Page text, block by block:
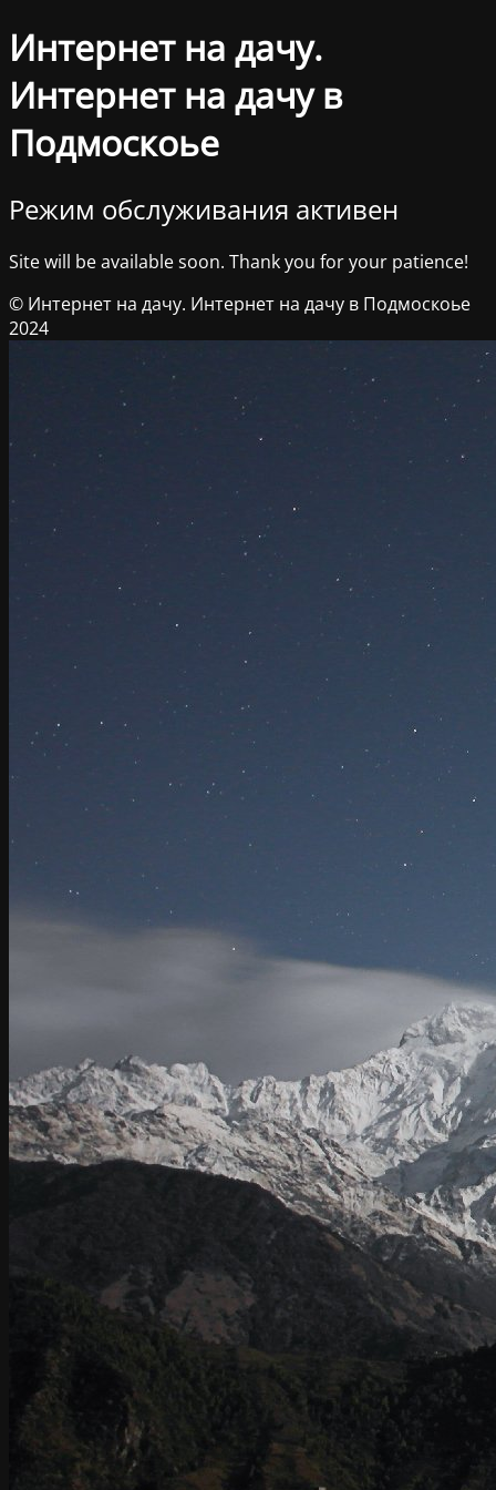
Интернет на дачу.
Интернет на дачу в
Подмоскоье
Режим обслуживания активен
Site will be available soon. Thank you for your patience!
© Интернет на дачу. Интернет на дачу в Подмоскоье
2024